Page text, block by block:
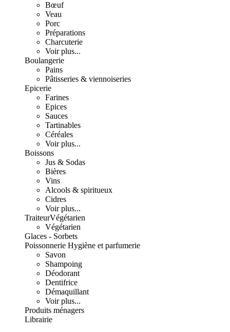
Bœuf
Veau
Porc
Préparations
Charcuterie
Voir plus...
Boulangerie
Pains
Pâtisseries & viennoiseries
Epicerie
Farines
Epices
Sauces
Tartinables
Céréales
Voir plus...
Boissons
Jus & Sodas
Bières
Vins
Alcools & spiritueux
Cidres
Voir plus...
TraiteurVégétarien
Végétarien
Glaces - Sorbets
Poissonnerie Hygiène et parfumerie
Savon
Shampoing
Déodorant
Dentifrice
Démaquillant
Voir plus...
Produits ménagers
Librairie